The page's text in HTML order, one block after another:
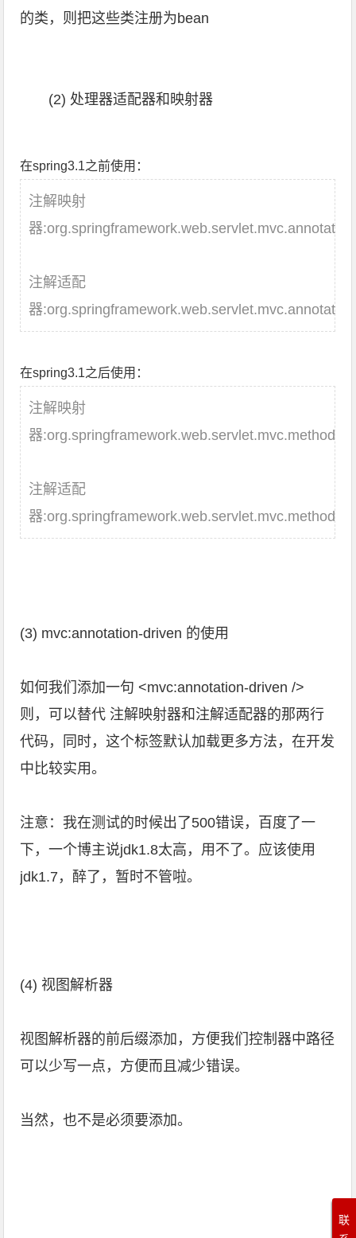
的类，则把这些类注册为bean
(2) 处理器适配器和映射器
在spring3.1之前使用：
注解映射
器
注解适配
器
在spring3.1之后使用：
注解映射
器
注解适配
器
(3) mvc:annotation-driven 的使用
如何我们添加一句 <mvc:annotation-driven />
则，可以替代 注解映射器和注解适配器的那两行
代码，同时，这个标签默认加载更多方法，在开发
中比较实用。
注意：我在测试的时候出了500错误，百度了一
下，一个博主说jdk1.8太高，用不了。应该使用
jdk1.7，醉了，暂时不管啦。
(4) 视图解析器
视图解析器的前后缀添加，方便我们控制器中路径
可以少写一点，方便而且减少错误。
当然，也不是必须要添加。
联